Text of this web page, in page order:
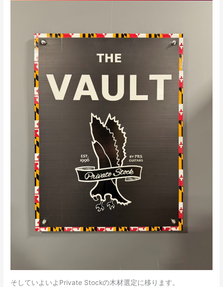
そしていよいよPrivate Stockの木材選定に移ります。